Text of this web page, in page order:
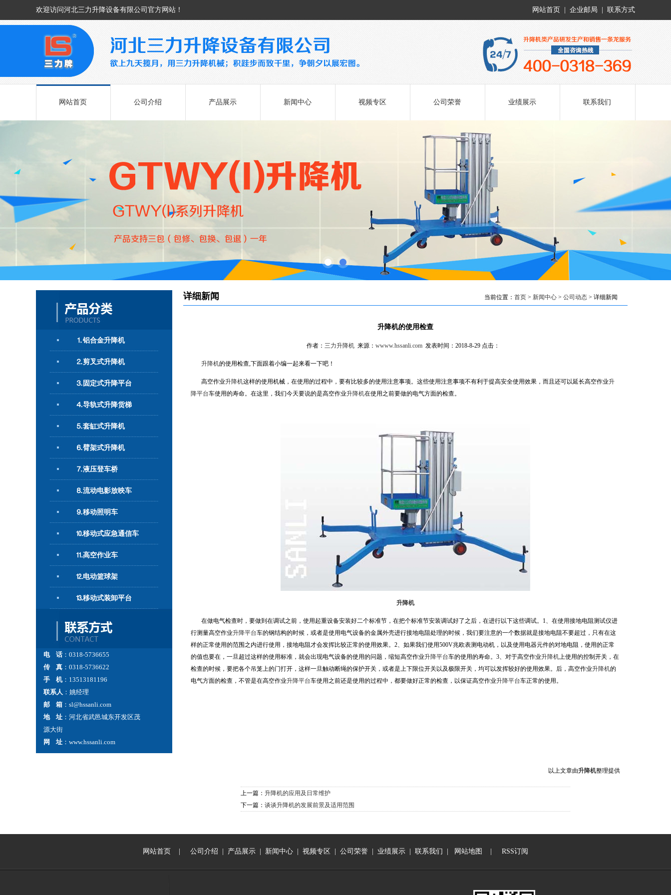
欢迎访问河北三力升降设备有限公司官方网站！ 网站首页 企业邮局 联系方式
网站首页 公司介绍 产品展示 新闻中心 视频专区 公司荣誉 业绩展示 联系我们
⒈铝合金升降机
⒉剪叉式升降机
⒊固定式升降平台
⒋导轨式升降货梯
⒌套缸式升降机
⒍臂架式升降机
⒎液压登车桥
⒏流动电影放映车
⒐移动照明车
⒑移动式应急通信车
⒒高空作业车
⒓电动篮球架
⒔移动式装卸平台
电 话 ：0318-5736655
传 真 ：0318-5736622
手 机：13513181196
联系人 ：姚经理
邮 箱 ：sl@hssanli.com
地 址 ：河北省武邑城东开发区茂
源大街
网 址 ：www.hssanli.com
详细新闻 当前位置： 首页 > 新闻中心 > 公司动态 > 详细新闻
升降机的使用检查
作者： 三力升降机 来源： wwww.hssanli.com 发表时间：2018-8-29 点击：
升降机的使用检查,下面跟着小编一起来看一下吧！
高空作业升降机这样的使用机械，在使用的过程中，要有比较多的使用注意事项。这些使用注意事项不有利于提高安全使用效果，而且还可以延长高空作业升
降平台车使用的寿命。在这里，我们今天要说的是高空作业升降机在使用之前要做的电气方面的检查。
升降机
在做电气检查时，要做到在调试之前，使用起重设备安装好二个标准节，在把个标准节安装调试好了之后，在进行以下这些调试。1、在使用接地电阻测试仪进
行测量高空作业升降平台车的钢结构的时候，或者是使用电气设备的金属外壳进行接地电阻处理的时候，我们要注意的一个数据就是接地电阻不要超过，只有在这
样的正常使用的范围之内进行使用，接地电阻才会发挥比较正常的使用效果。2、如果我们使用500V兆欧表测电动机，以及使用电器元件的对地电阻，使用的正常
的值也要在，一旦超过这样的使用标准，就会出现电气设备的使用的问题，缩短高空作业升降平台车的使用的寿命。3、对于高空作业升降机上使用的控制开关，在
检查的时候，要把各个吊笼上的门打开，这样一旦触动断绳的保护开关，或者是上下限位开关以及极限开关，均可以发挥较好的使用效果。后，高空作业升降机的
电气方面的检查，不管是在高空作业升降平台车使用之前还是使用的过程中，都要做好正常的检查，以保证高空作业升降平台车正常的使用。
以上文章由升降机整理提供
上一篇： 升降机的应用及日常维护
下一篇： 谈谈升降机的发展前景及适用范围
网站首页 公司介绍 产品展示 新闻中心 视频专区 公司荣誉 业绩展示 联系我们 网站地图 RSS订阅